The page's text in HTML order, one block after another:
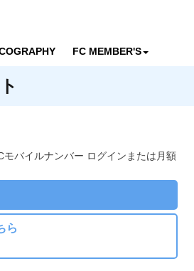
FC MEMBER'S
バイルナンバー ログインまたは月額
ら